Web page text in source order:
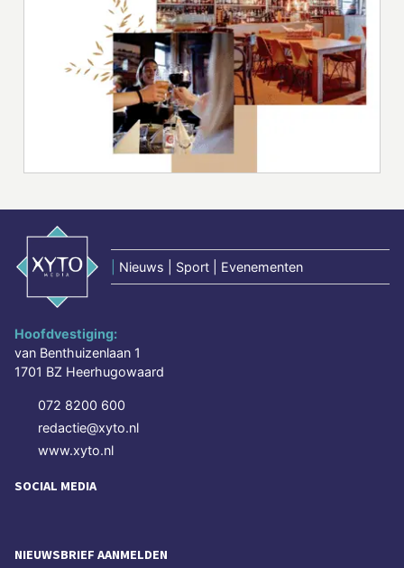
Nieuws | Sport | Evenementen
Hoofdvestiging:
van Benthuizenlaan 1
1701 BZ Heerhugowaard
072 8200 600
redactie@xyto.nl
www.xyto.nl
SOCIAL MEDIA
NIEUWSBRIEF AANMELDEN